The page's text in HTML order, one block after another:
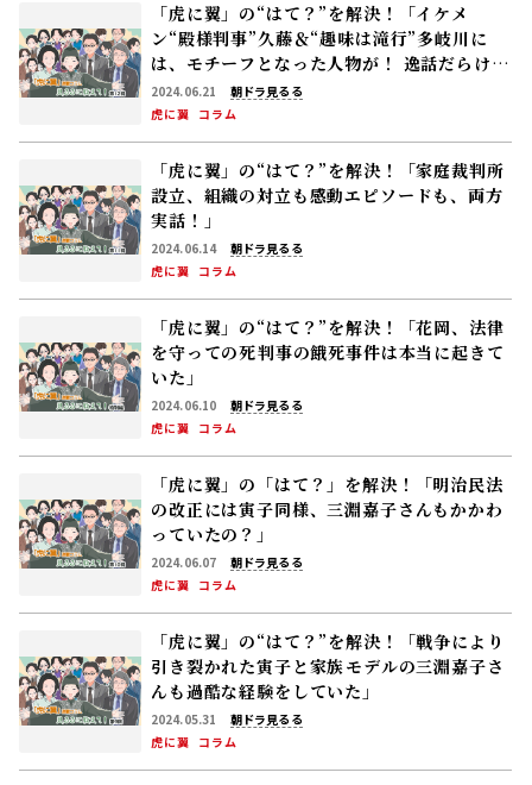
「虎に翼」の“はて？”を解決！「イケメ
ン“殿様判事”久藤＆“趣味は滝行”多岐川に
は、モチーフとなった人物が！ 逸話だらけ、
実在の“クセつよ”判事を紹介♪」
2024.06.21
朝ドラ見るる
虎に翼 コラム
「虎に翼」の“はて？”を解決！「家庭裁判所
設立、組織の対立も感動エピソードも、両方
実話！」
2024.06.14
朝ドラ見るる
虎に翼 コラム
「虎に翼」の“はて？”を解決！「花岡、法律
を守っての死――判事の餓死事件は本当に起きて
いた」
2024.06.10
朝ドラ見るる
虎に翼 コラム
「虎に翼」の「はて？」を解決！「明治民法
の改正には寅子同様、三淵嘉子さんもかかわ
っていたの？」
2024.06.07
朝ドラ見るる
虎に翼 コラム
「虎に翼」の“はて？”を解決！「戦争により
引き裂かれた寅子と家族――モデルの三淵嘉子さ
んも過酷な経験をしていた」
2024.05.31
朝ドラ見るる
虎に翼 コラム